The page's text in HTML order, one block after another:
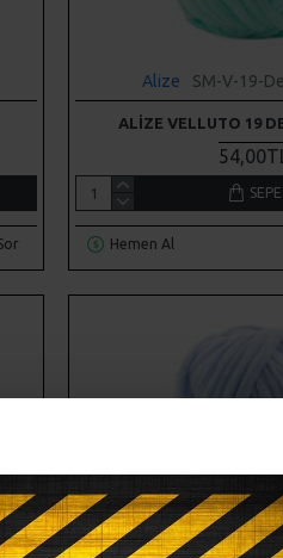
Alize SM-V-19-
ALIZE VELLUTO 19
54,00TL
Hemen Al